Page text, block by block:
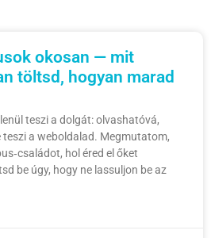
okosan — mit
töltsd, hogyan marad
teszi a dolgát: olvashatóvá,
teszi a weboldalad. Megmutatom,
hol éred el őket
be úgy, hogy ne lassuljon be az